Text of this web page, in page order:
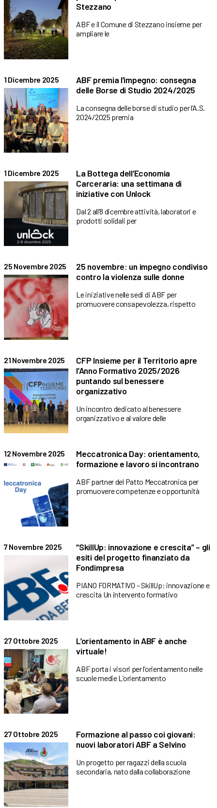
Stezzano
ABF e il Comune di Stezzano insieme per
ampliare le
1 Dicembre 2025
ABF premia l’impegno: consegna
delle Borse di Studio 2024/2025
La consegna delle borse di studio per l’A.S.
2024/2025 premia
1 Dicembre 2025
La Bottega dell’Economia
Carceraria: una settimana di
iniziative con Unlock
Dal 2 all’8 dicembre attività, laboratori e
prodotti solidali per
25 Novembre 2025
25 novembre: un impegno condiviso
contro la violenza sulle donne
Le iniziative nelle sedi di ABF per
promuovere consapevolezza, rispetto
21 Novembre 2025
CFP Insieme per il Territorio apre
l’Anno Formativo 2025/2026
puntando sul benessere
organizzativo
Un incontro dedicato al benessere
organizzativo e al valore delle
12 Novembre 2025
Meccatronica Day: orientamento,
formazione e lavoro si incontrano
ABF partner del Patto Meccatronica per
promuovere competenze e opportunità
7 Novembre 2025
“SkillUp: innovazione e crescita” – gli
esiti del progetto finanziato da
Fondimpresa
PIANO FORMATIVO – SkillUp: innovazione e
crescita Un intervento formativo
27 Ottobre 2025
L’orientamento in ABF è anche
virtuale!
ABF porta i visori per l’orientamento nelle
scuole medie L’orientamento
27 Ottobre 2025
Formazione al passo coi giovani:
nuovi laboratori ABF a Selvino
Un progetto per ragazzi della scuola
secondaria, nato dalla collaborazione